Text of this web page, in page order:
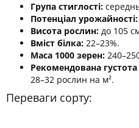
Група стиглості:
Потенціал урожайності:
Висота рослин: до 105
Вміст білка: 22–23%.
Маса 1000 зерен:
Рекомендована
28–32 рослин на м².
Переваги сорту: